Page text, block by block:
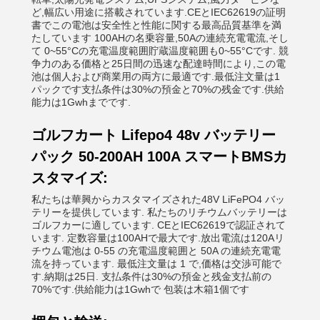
ど,幅広い用途に搭載されています.CEとIEC62619の証明
書でこの電池は安全性と性能に関する最高品質基準を満
たしています 100AHの名乗容量,50Aの連続充電電流,そし
て 0~55°Cの充電温度範囲貯蔵温度範囲も0~55°Cです. 競
争力のある価格と25日間の迅速な配達時間により,この電
池は個人および商業用の両方に最適です.最低注文量は1
パックです支払条件は30%の預金と70%の残金です.供給
能力は1Gwhまでです.
ゴルフカート Lifepo4 48v バッテリー
パック 50-200AH 100A スマートBMSカ
スタマイズ:
私たちは華興からカスタマイズされた48V LiFePO4 バッ
テリーを提供しています. 私たちのリチウムバッテリーは
ゴルフカーに適しています. CEとIEC62619で認証されて
います. 定数容量は100AHで最大です.放出電流は120Aリ
チウム電池は 0-55 の充電温度範囲と 50A の連続充電電
流を持っています. 最低注文量は 1 で,価格は交渉可能で
す.納期は25日. 支払条件は30%の預金と残金支払前の
70%です.供給能力は1Gwhで 包装は木箱1個です